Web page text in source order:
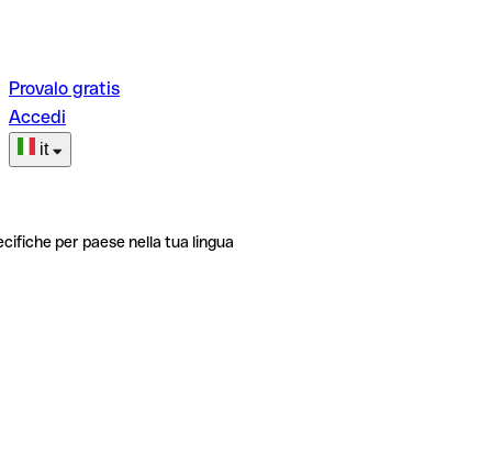
Provalo gratis
Accedi
it
per paese nella tua lingua